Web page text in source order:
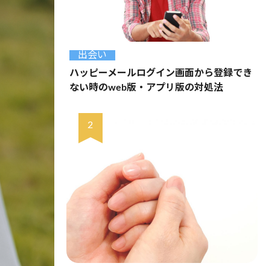
出会い
ハッピーメールログイン画面から登録でき
ない時のweb版・アプリ版の対処法